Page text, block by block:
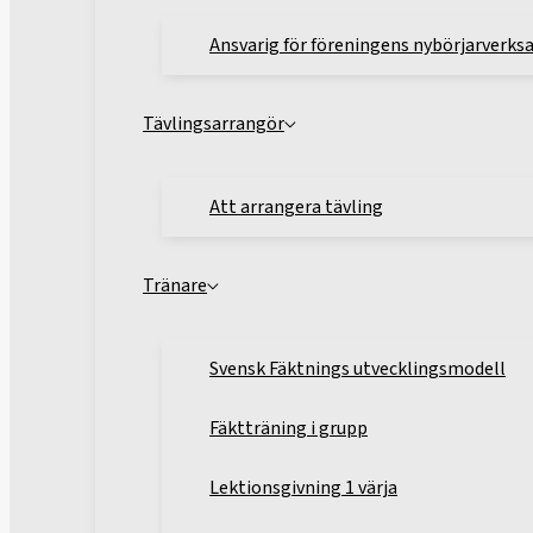
Ansvarig för föreningens
Tävlingsarrangör
Att arrangera tävling
Tränare
Svensk Fäktnings utvecklingsmodell
Fäktträning i grupp
Lektionsgivning 1 värja